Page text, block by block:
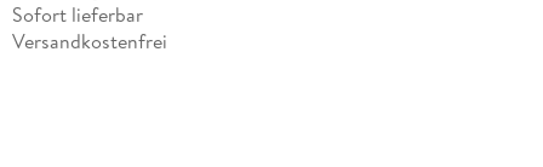
Sofort lieferbar
Versandkostenfrei